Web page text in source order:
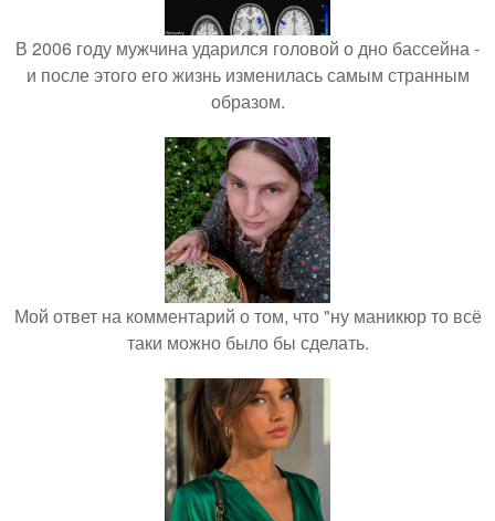
В 2006 году мужчина ударился головой о дно бассейна -
и после этого его жизнь изменилась самым странным
образом.
Мой ответ на комментарий о том, что "ну маникюр то всё
таки можно было бы сделать.